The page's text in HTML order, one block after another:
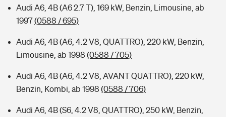
Audi A6, 4B (A6 2.7 T), 169 kW, Benzin, Limousine, ab
1997(0588 / 695)
Audi A6, 4B (A6, 4.2 V8, QUATTRO), 220 kW, Benzin,
Limousine, ab 1998 (0588 / 705)
Audi A6, 4B (A6, 4.2 V8, AVANT QUATTRO), 220 kW,
Benzin, Kombi, ab 1998 (0588 / 706)
Audi A6, 4B (S6, 4.2 V8, QUATTRO), 250 kW, Benzin,